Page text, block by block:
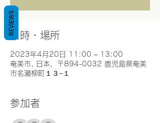
日時・場所
2023年4月20日 11:00 – 13:00
奄美市, 日本、〒894-0032 鹿児島県奄美
市名瀬柳町１３−１
参加者
REVIEWS